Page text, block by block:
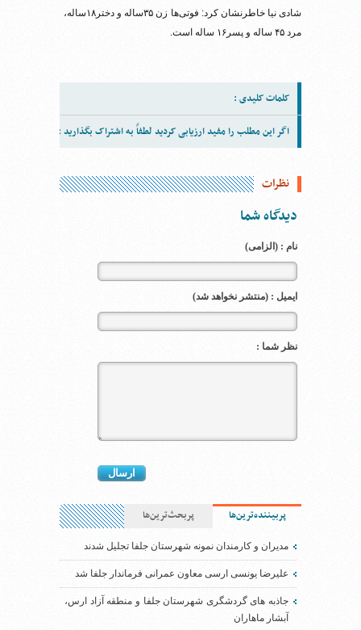
شادی‌ نیا خاطرنشان کرد: فوتی‌ها زن ۳۵ساله و دختر۱۸ساله،
مرد ۴۵ ساله و پسر۱۶ ساله است.
کلمات کلیدی :
اگر این مطلب را مفید ارزیابی کردید لطفاً به اشتراک بگذارید :
نظرات
دیدگاه شما
نام : (الزامی)
ایمیل : (منتشر نخواهد شد)
نظر شما :
پربیننده‌ترین‌ها پربحث‌ترین‌ها
مدیران و کارمندان نمونه شهرستان جلفا تجلیل شدند
علیرضا یونسی ارسی معاون عمرانی فرماندار جلفا شد
جاذبه های گردشگری شهرستان جلفا و منطقه آزاد ارس،
آبشار ماهاران